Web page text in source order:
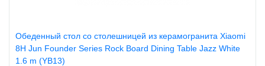
Обеденный стол со столешницей из керамогранита Xiaomi
8H Jun Founder Series Rock Board Dining Table Jazz White
1.6 m (YB13)